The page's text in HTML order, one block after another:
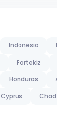
Indonesia
Portekiz
Honduras
Cyprus Chad